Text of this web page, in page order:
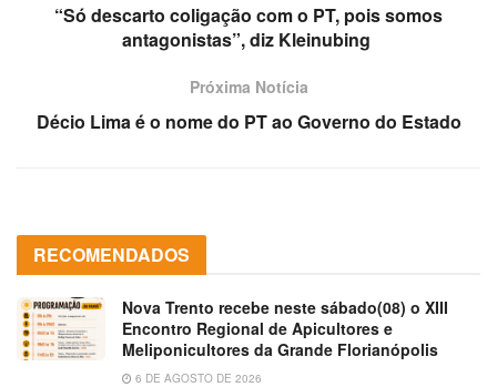
“Só descarto coligação com o PT, pois somos
antagonistas”, diz Kleinubing
Próxima Notícia
Décio Lima é o nome do PT ao Governo do Estado
RECOMENDADOS
Nova Trento recebe neste sábado(08) o XIII
Encontro Regional de Apicultores e
Meliponicultores da Grande Florianópolis
6 DE AGOSTO DE 2026